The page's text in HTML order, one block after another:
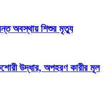
অবস্থায় শিশুর মৃত্যু
উদ্ধার, অপহরণ কারীর মূল